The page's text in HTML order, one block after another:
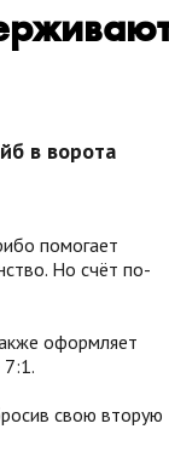
в ворота
помогает
Но счёт по-
оформляет
свою вторую